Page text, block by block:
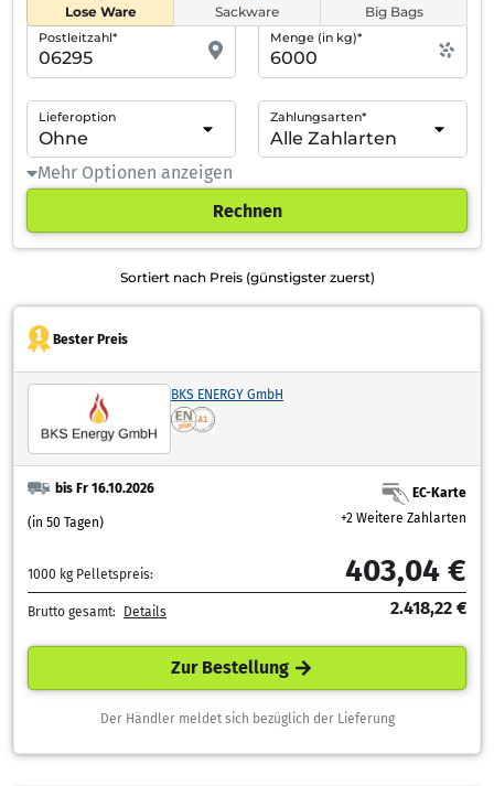
Lose Ware Sackware Big Bags
Postleitzahl* Menge (in kg)*
Lieferoption Zahlungsarten*
Mehr Optionen anzeigen
Rechnen
Sortiert nach Preis (günstigster zuerst)
Bester Preis
BKS ENERGY GmbH
bis Fr 16.10.2026
(in 50 Tagen)
EC-Karte
+2 Weitere Zahlarten
1000 kg Pelletspreis: 403,04 €
Brutto gesamt: Details 2.418,22 €
Zur Bestellung
Der Händler meldet sich bezüglich der Lieferung